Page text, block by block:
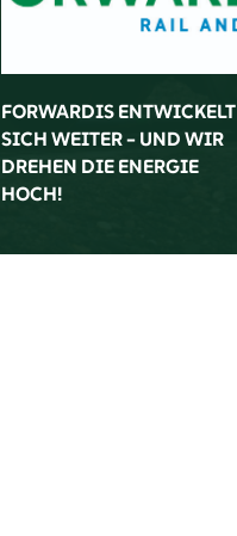
FORWARDIS ENTWICKELT
SICH WEITER – UND WIR
DREHEN DIE ENERGIE
HOCH!